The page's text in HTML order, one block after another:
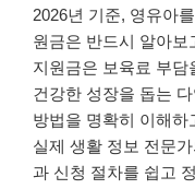
2026년 기준, 영유아
원금은 반드시 알아보
지원금은 보육료 부담
건강한 성장을 돕는
방법을 명확히 이해
실제 생활 정보 전문
과 신청 절차를 쉽고